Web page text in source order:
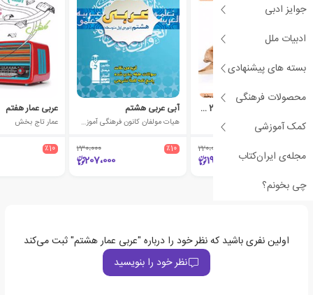
جوایز ادبی
ادبیات ملل
بسته های پیشنهادی
محصولات فرهنگی
کمک آموزشی
مجله‌ی ایران‌کتاب
چی بخونم؟
عربی عمار جمع بندی در 200 نکته
عمار تاج بخش
220،000
198،000
آبی عربی هشتم
هیات مولفان کانون فرهنگی آموزش (قلم چی)
٪10 230،000
207،000
عربی عمار هفتم
عمار تاج بخش
٪10
اولین نفری باشید که نظر خود را درباره "عربی عمار هشتم" ثبت می‌کند
نظر خود را بنویسید